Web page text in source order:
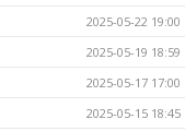
2025-05-22 19:00
2025-05-19 18:59
2025-05-17 17:00
2025-05-15 18:45